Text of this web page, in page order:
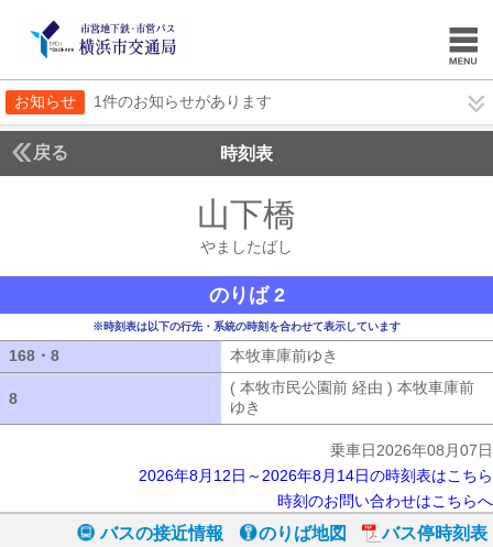
お知らせ 1件のお知らせがあります
戻る 時刻表
山下橋
やましたばし
のりば 2
※時刻表は以下の行先・系統の時刻を合わせて表示しています
168・8 本牧車庫前ゆき
8
( 本牧市民公園前 経由 ) 本牧車庫前
ゆき
乗車日2026年08月07日
2026年8月12日～2026年8月14日の時刻表はこちら
時刻のお問い合わせはこちらへ
バスの接近情報 のりば地図
バス停時刻表